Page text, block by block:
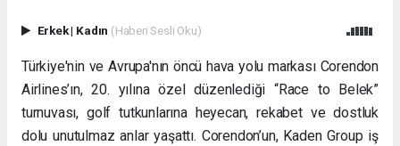
Erkek| Kadın (Haberi Sesli Oku)
Türkiye'nin ve Avrupa'nın öncü hava yolu markası Corendon
Airlines’ın, 20. yılına özel düzenlediği “Race to Belek”
turnuvası, golf tutkunlarına heyecan, rekabet ve dostluk
dolu unutulmaz anlar yaşattı. Corendon’un, Kaden Group iş